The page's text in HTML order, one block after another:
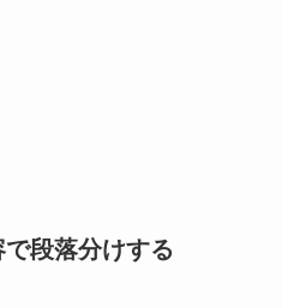
段落分けする